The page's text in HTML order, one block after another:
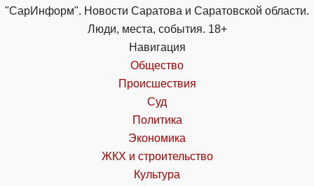
"СарИнформ". Новости Саратова и Саратовской области.
Люди, места, события. 18+
Навигация
Общество
Происшествия
Суд
Политика
Экономика
ЖКХ и строительство
Культура